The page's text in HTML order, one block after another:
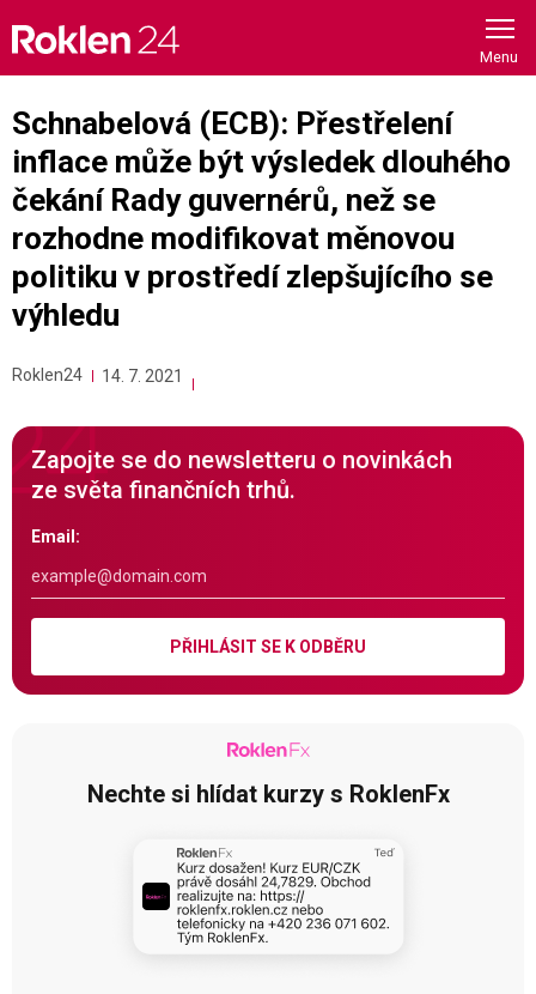
content
Schnabelová (ECB): Přestřelení
inflace může být výsledek dlouhého
čekání Rady guvernérů, než se
rozhodne modifikovat měnovou
politiku v prostředí zlepšujícího se
výhledu
Roklen24 14. 7. 2021
Zapojte se do newsletteru o novinkách
ze světa finančních trhů.
Email:
PŘIHLÁSIT SE K ODBĚRU
Nechte si hlídat kurzy s RoklenFx